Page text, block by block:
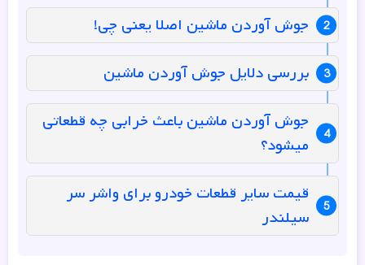
جوش آوردن ماشین اصلا یعنی چی!
بررسی دلایل جوش آوردن ماشین
جوش آوردن ماشین باعث خرابی چه قطعاتی
میشود؟
قیمت سایر قطعات خودرو برای واشر سر
سیلندر